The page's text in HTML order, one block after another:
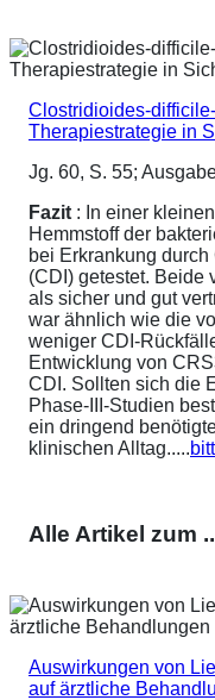
Clostridioides-
Therapiestrategie in
Jg. 60, S. 55;
Fazit : In einer
Hemmstoff der
bei Erkrankung
(CDI) getestet. Beide
als sicher und gut
war ähnlich wie die
weniger CDI-
Entwicklung von
CDI. Sollten sich die
Phase-III-Studien
ein dringend
klinischen Alltag.....
Alle Artikel zum
Auswirkungen von
auf ärztliche